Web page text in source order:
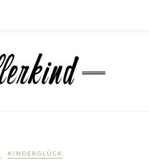
KINDERGLÜCK